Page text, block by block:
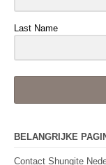
Last Name
BELANGRIJKE
Contact Shungite